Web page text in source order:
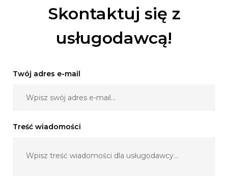
Skontaktuj się z
usługodawcą!
Twój adres e-mail
Treść wiadomości